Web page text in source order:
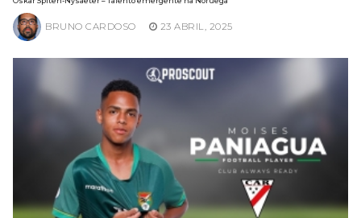
BRUNO CARDOSO 23 ABRIL, 2025